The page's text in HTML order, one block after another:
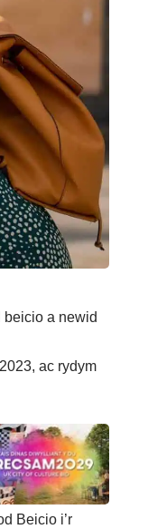
beicio a newid
ac rydym
Beicio i’r